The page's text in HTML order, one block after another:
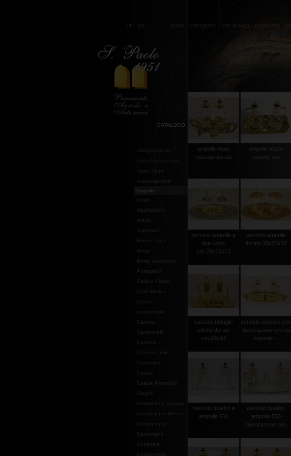
IT EN HOME PRODOTTI CHI SIAMO CONTATTI
CATALOGO
Abbigliamento
Abito francescano
Abito Talare
Acquasantiere
Ampolle
Anelli
Applicazioni
Arazzi
Aspersori
Bordi e Pizzi
Borse
Borse elemosina-
Portacalici
Calici e Pissidi
Calici Molina
Camici
consumabili
Camicie
Campanelli
Candele
Candele finte
Candelieri
Casule
Casule Pietrobon
Cingoli
Completi da Viaggio
Completi per Messa
Completi per
Sacramenti
Copertine
Copriamboni
ampolle mare
vassoio dorato
ampolle altare
fusione oro
servizio ampolle a
due colori
cm.23x15x13
servizio ampolle
dorato 18x13x10
vassoio bottiglie
ottone dorato
cm.28x14
servizio ampolle con
decorazione oro su
vassoio ...
vassoio quadro e
ampolle 550
vassoio quadro
ampolle 550
decorazione oro